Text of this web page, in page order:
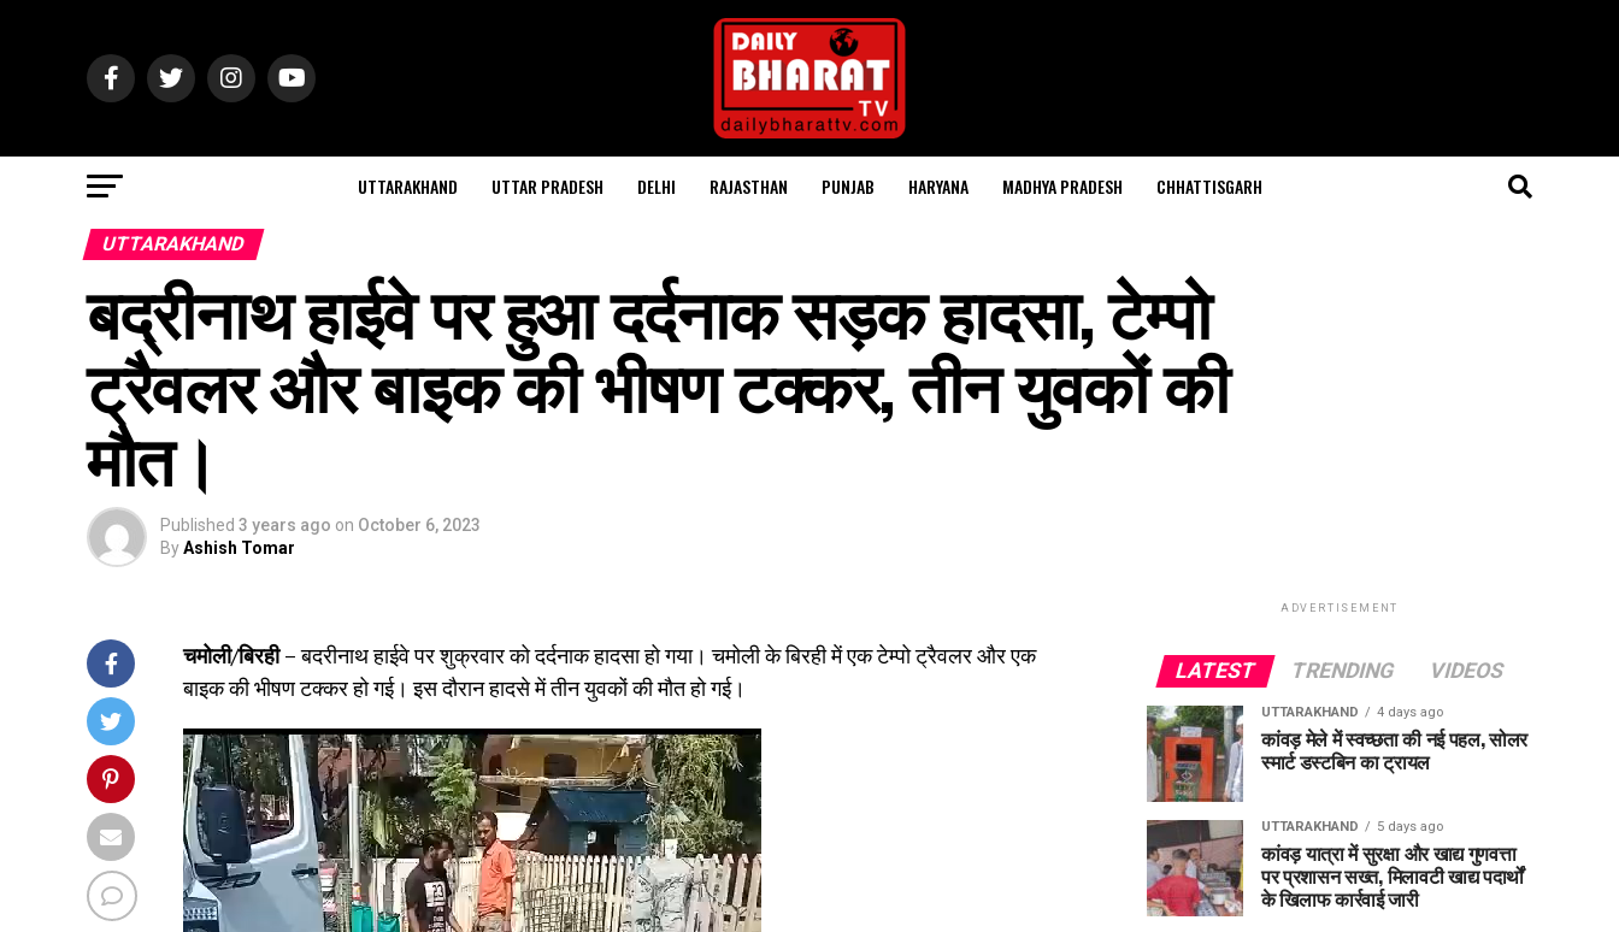
UTTARAKHAND UTTAR PRADESH DELHI RAJASTHAN PUNJAB HARYANA MADHYA PRADESH CHHATTISGARH
UTTARAKHAND
बद्रीनाथ हाईवे पर हुआ दर्दनाक सड़क हादसा, टेम्पो
ट्रैवलर और बाइक की भीषण टक्कर, तीन युवकों की
मौत।
Published 3 years ago on October 6, 2023
ByAshish Tomar
चमोली/बिरही –बदरीनाथ हाईवे पर शुक्रवार को दर्दनाक हादसा हो गया। चमोली के बिरही में एक टेम्पो ट्रैवलर और एक
बाइक की भीषण टक्कर हो गई। इस दौरान हादसे में तीन युवकों की मौत हो गई।
Video
Player
ADVERTISEMENT
LATEST TRENDING VIDEOS
UTTARAKHAND 4 days ago
कांवड़ मेले में स्वच्छता की नई पहल, सोलर
स्मार्ट डस्टबिन का ट्रायल
UTTARAKHAND 5 days ago
कांवड़ यात्रा में सुरक्षा और खाद्य गुणवत्ता
पर प्रशासन सख्त, मिलावटी खाद्य पदार्थों
के खिलाफ कार्रवाई जारी